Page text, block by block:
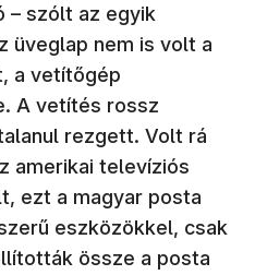
– szólt az egyik
üveglap nem is volt a
a vetítőgép
A vetítés rossz
rezgett. Volt rá
amerikai televíziós
ezt a magyar posta
eszközökkel, csak
össze a posta